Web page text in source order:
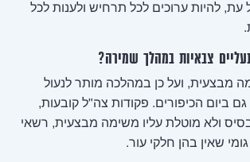
עת, להיות ערוכים לכל תרחיש ולענות לכל
צבאיות במהלך שמירה?
מבצעית, ועל כן במהלכה מותר לנעול
גם ביום הכיפורים. פקודות צה"ל קובעות,
ולא מוטלת עליו משימה מבצעית, רשאי
שאין בהן חלקי עור.